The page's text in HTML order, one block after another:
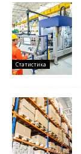
Статистика